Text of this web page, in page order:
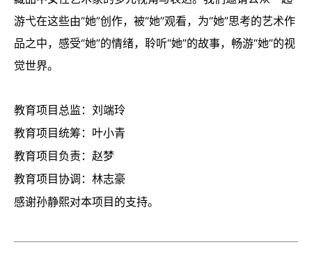
游弋在这些由“她”创作，被“她”观看，为“她”思考的艺术作
品之中，感受“她”的情绪，聆听“她”的故事，畅游“她”的视
觉世界。
教育项目总监：刘端玲
教育项目统筹：叶小青
教育项目负责：赵梦
教育项目协调：林志豪
感谢孙静熙对本项目的支持。